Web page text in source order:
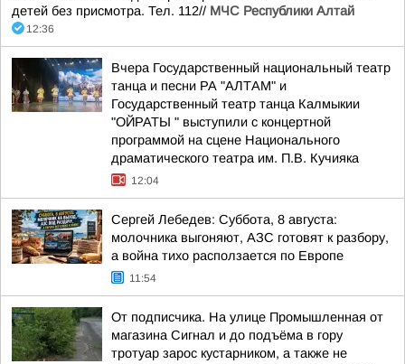
детей без присмотра. Тел. 112// МЧС Республики Алтай
12:36
Вчера Государственный национальный театр
танца и песни РА "АЛТАМ" и
Государственный театр танца Калмыкии
"ОЙРАТЫ " выступили с концертной
программой на сцене Национального
драматического театра им. П.В. Кучияка
12:04
Сергей Лебедев: Суббота, 8 августа:
молочника выгоняют, АЗС готовят к разбору,
а война тихо расползается по Европе
11:54
От подписчика. На улице Промышленная от
магазина Сигнал и до подъёма в гору
тротуар зарос кустарником, а также не